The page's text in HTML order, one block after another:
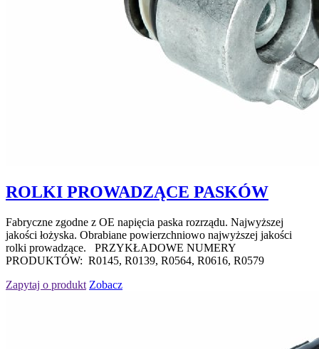
ROLKI PROWADZĄCE PASKÓW
Fabryczne zgodne z OE napięcia paska rozrządu. Najwyższej
jakości łożyska. Obrabiane powierzchniowo najwyższej jakości
rolki prowadzące. PRZYKŁADOWE NUMERY
PRODUKTÓW: R0145, R0139, R0564, R0616, R0579
Zapytaj o produkt Zobacz